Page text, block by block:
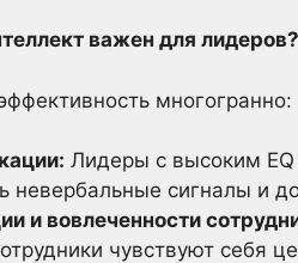
важен для лидеров?
многогранно:
Лидеры с высоким
невербальные сигналы и
и вовлеченности
чувствуют